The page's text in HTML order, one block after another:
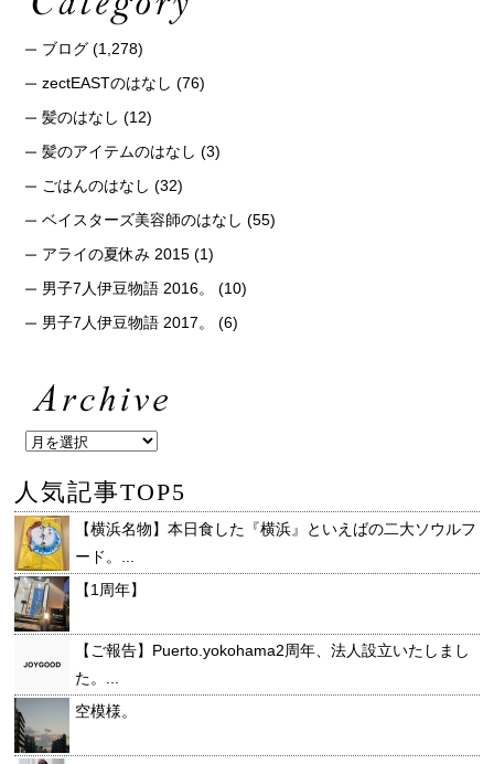
ブログ (1,278)
zectEASTのはなし (76)
髪のはなし (12)
髪のアイテムのはなし (3)
ごはんのはなし (32)
ベイスターズ美容師のはなし (55)
アライの夏休み 2015 (1)
男子7人伊豆物語 2016。
(10)
男子7人伊豆物語 2017。
(6)
人気記事TOP5
【横浜名物】本日食した『横浜』といえばの二大ソウルフ
ード。...
【1周年】
【ご報告】Puerto.yokohama2周年、法人設立いたしまし
た。...
空模様。